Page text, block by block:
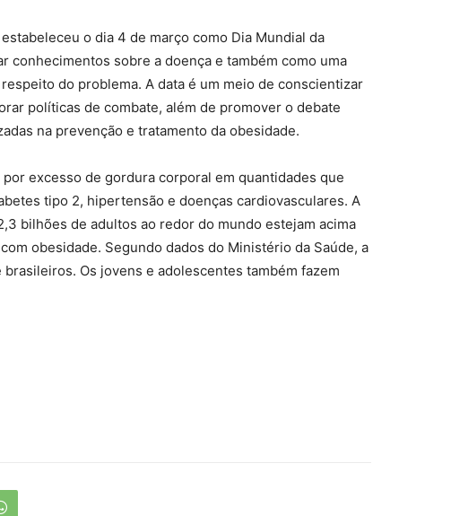
o dia 4 de março como Dia Mundial da
conhecimentos sobre a doença e também como uma
do problema. A data é um meio de conscientizar
políticas de combate, além de promover o debate
na prevenção e tratamento da obesidade.
excesso de gordura corporal em quantidades que
tipo 2, hipertensão e doenças cardiovasculares. A
bilhões de adultos ao redor do mundo estejam acima
obesidade. Segundo dados do Ministério da Saúde, a
Os jovens e adolescentes também fazem